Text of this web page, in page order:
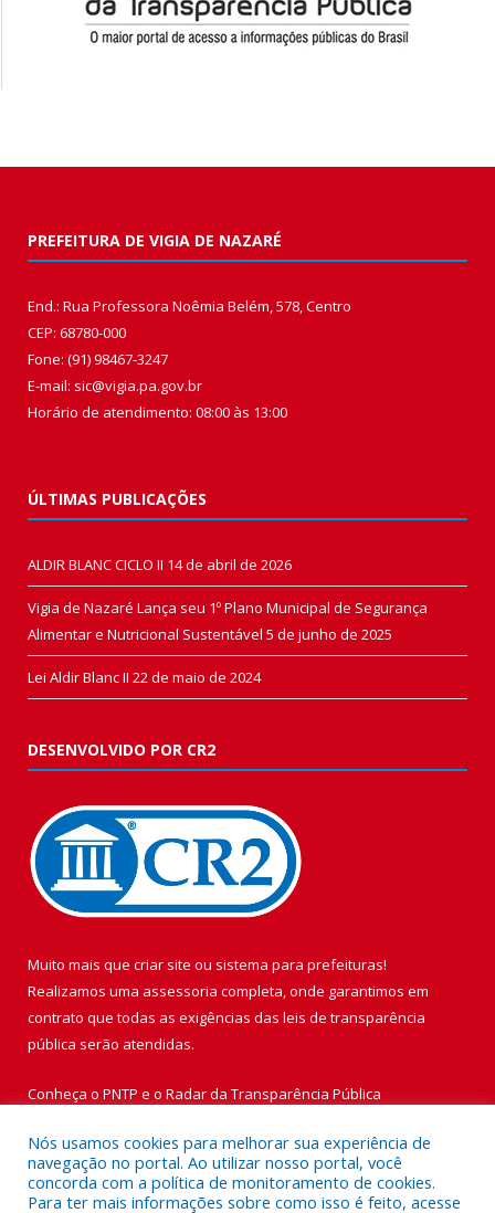
PREFEITURA DE VIGIA DE NAZARÉ
End.: Rua Professora Noêmia Belém, 578, Centro
CEP: 68780-000
Fone: (91) 98467-3247
E-mail: sic@vigia.pa.gov.br
Horário de atendimento: 08:00 às 13:00
ÚLTIMAS PUBLICAÇÕES
ALDIR BLANC CICLO II 14 de abril de 2026
Vigia de Nazaré Lança seu 1º Plano Municipal de Segurança
Alimentar e Nutricional Sustentável 5 de junho de 2025
Lei Aldir Blanc II 22 de maio de 2024
DESENVOLVIDO POR CR2
Muito mais que criar site ou sistema para prefeituras!
Realizamos uma assessoria completa, onde garantimos em
contrato que todas as exigências das leis de transparência
pública serão atendidas.
Conheça o PNTP e o Radar da Transparência Pública
Nós usamos cookies para melhorar sua experiência de
navegação no portal. Ao utilizar nosso portal, você
concorda com a política de monitoramento de cookies.
Para ter mais informações sobre como isso é feito, acesse